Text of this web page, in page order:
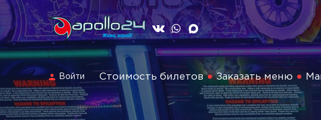
Войти Стоимость билетов Заказать меню